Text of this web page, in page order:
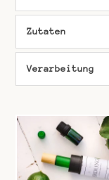
Zutaten
Verarbeitung